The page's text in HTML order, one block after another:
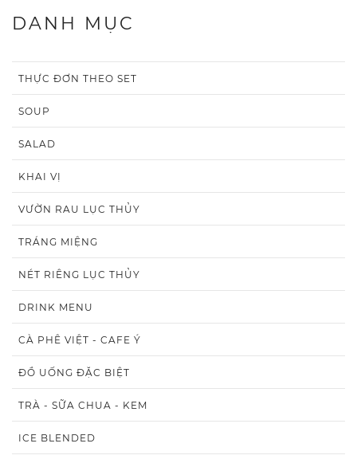
DANH MỤC
THỰC ĐƠN THEO SET
SOUP
SALAD
KHAI VỊ
VƯỜN RAU LỤC THỦY
TRÁNG MIỆNG
NÉT RIÊNG LỤC THỦY
DRINK MENU
CÀ PHÊ VIỆT - CAFE Ý
ĐỒ UỐNG ĐẶC BIỆT
TRÀ - SỮA CHUA - KEM
ICE BLENDED